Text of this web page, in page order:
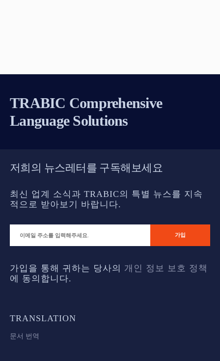
TRABIC Comprehensive
Language Solutions
저희의 뉴스레터를 구독해보세요
최신 업계 소식과 TRABIC의 특별 뉴스를 지속
적으로 받아보기 바랍니다.
가입을 통해 귀하는 당사의 개인 정보 보호 정책
에 동의합니다.
TRANSLATION
문서 번역